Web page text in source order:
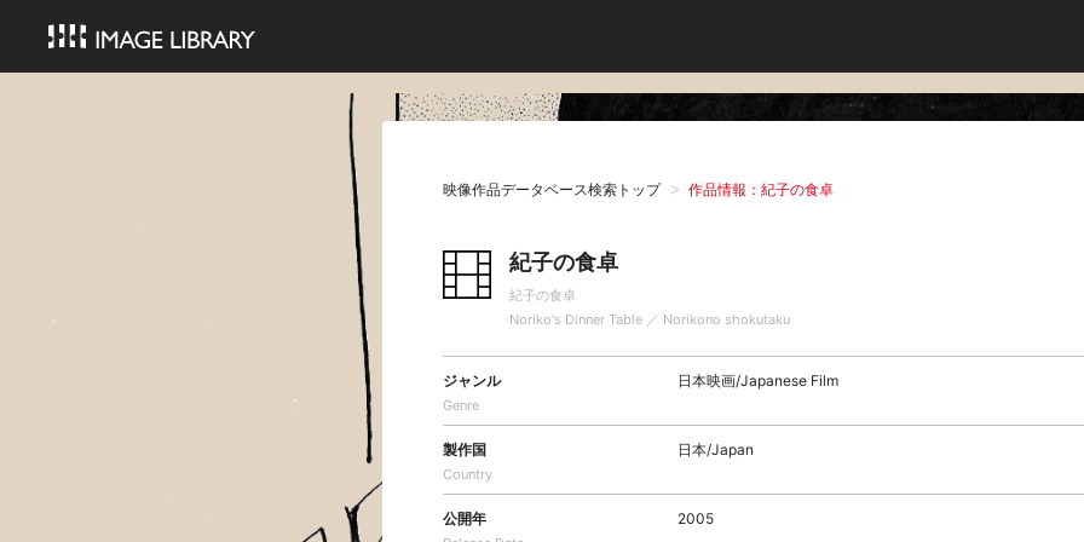
映像作品データベース検索トップ 作品情報：紀子の食卓
紀子の食卓
紀子の食卓
Noriko's Dinner Table ／ Norikono shokutaku
ジャンル
Genre
日本映画/Japanese Film
製作国
Country
日本/Japan
公開年 2005